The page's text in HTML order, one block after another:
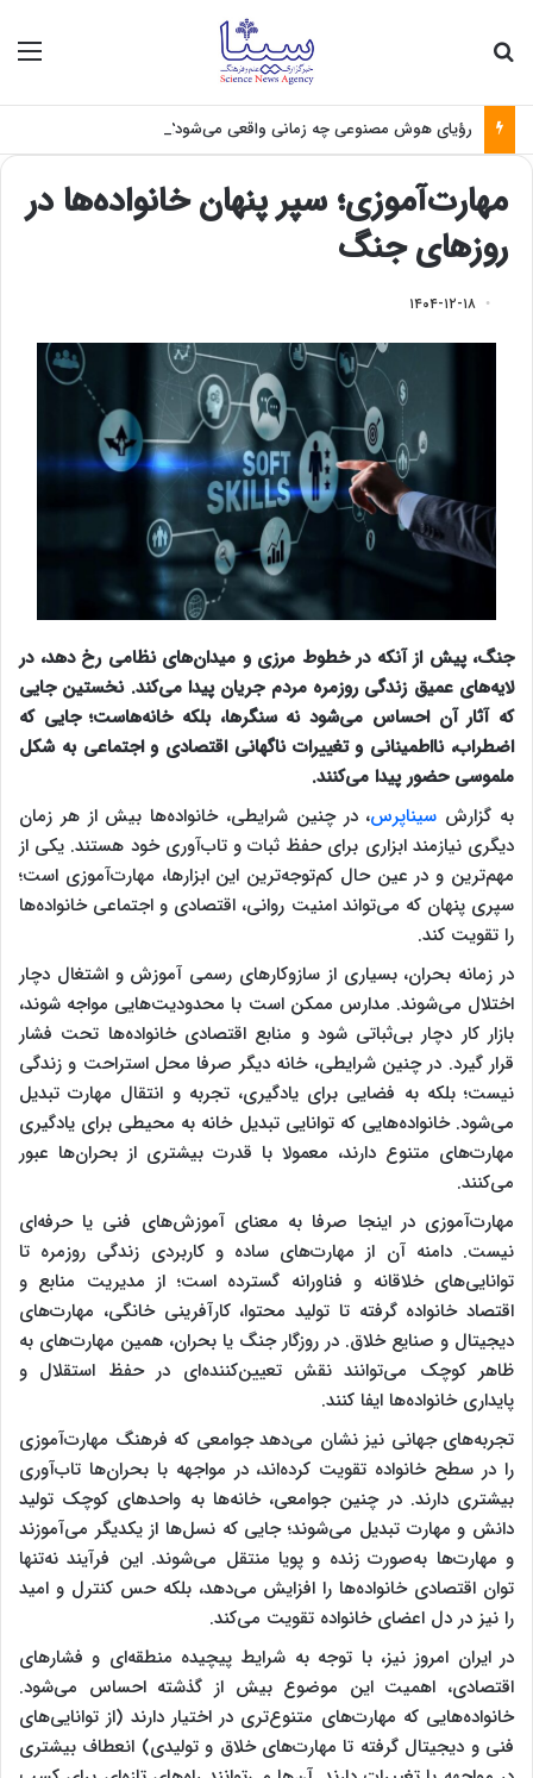
رؤیای هوش مصنوعی چه زمانی واقعی می‌شود؟
مهارت‌آموزی؛ سپر پنهان خانواده‌ها در
روزهای جنگ
۱۴۰۴-۱۲-۱۸
جنگ، پیش از آنکه در خطوط مرزی و میدان‌های نظامی رخ دهد، در
لایه‌های عمیق زندگی روزمره مردم جریان پیدا می‌کند. نخستین جایی
که آثار آن احساس می‌شود نه سنگرها، بلکه خانه‌هاست؛ جایی که
اضطراب، نااطمینانی و تغییرات ناگهانی اقتصادی و اجتماعی به شکل
ملموسی حضور پیدا می‌کنند.
به گزارش سیناپرس، در چنین شرایطی، خانواده‌ها بیش از هر زمان
دیگری نیازمند ابزاری برای حفظ ثبات و تاب‌آوری خود هستند. یکی از
مهم‌ترین و در عین حال کم‌توجه‌ترین این ابزارها، مهارت‌آموزی است؛
سپری پنهان که می‌تواند امنیت روانی، اقتصادی و اجتماعی خانواده‌ها
را تقویت کند.
در زمانه بحران، بسیاری از سازوکارهای رسمی آموزش و اشتغال دچار
اختلال می‌شوند. مدارس ممکن است با محدودیت‌هایی مواجه شوند،
بازار کار دچار بی‌ثباتی شود و منابع اقتصادی خانواده‌ها تحت فشار
قرار گیرد. در چنین شرایطی، خانه دیگر صرفا محل استراحت و زندگی
نیست؛ بلکه به فضایی برای یادگیری، تجربه و انتقال مهارت تبدیل
می‌شود. خانواده‌هایی که توانایی تبدیل خانه به محیطی برای یادگیری
مهارت‌های متنوع دارند، معمولا با قدرت بیشتری از بحران‌ها عبور
می‌کنند.
مهارت‌آموزی در اینجا صرفا به معنای آموزش‌های فنی یا حرفه‌ای
نیست. دامنه آن از مهارت‌های ساده و کاربردی زندگی روزمره تا
توانایی‌های خلاقانه و فناورانه گسترده است؛ از مدیریت منابع و
اقتصاد خانواده گرفته تا تولید محتوا، کارآفرینی خانگی، مهارت‌های
دیجیتال و صنایع خلاق. در روزگار جنگ یا بحران، همین مهارت‌های به
ظاهر کوچک می‌توانند نقش تعیین‌کننده‌ای در حفظ استقلال و
پایداری خانواده‌ها ایفا کنند.
تجربه‌های جهانی نیز نشان می‌دهد جوامعی که فرهنگ مهارت‌آموزی
را در سطح خانواده تقویت کرده‌اند، در مواجهه با بحران‌ها تاب‌آوری
بیشتری دارند. در چنین جوامعی، خانه‌ها به واحدهای کوچک تولید
دانش و مهارت تبدیل می‌شوند؛ جایی که نسل‌ها از یکدیگر می‌آموزند
و مهارت‌ها به‌صورت زنده و پویا منتقل می‌شوند. این فرآیند نه‌تنها
توان اقتصادی خانواده‌ها را افزایش می‌دهد، بلکه حس کنترل و امید
را نیز در دل اعضای خانواده تقویت می‌کند.
در ایران امروز نیز، با توجه به شرایط پیچیده منطقه‌ای و فشارهای
اقتصادی، اهمیت این موضوع بیش از گذشته احساس می‌شود.
خانواده‌هایی که مهارت‌های متنوع‌تری در اختیار دارند (از توانایی‌های
فنی و دیجیتال گرفته تا مهارت‌های خلاق و تولیدی) انعطاف بیشتری